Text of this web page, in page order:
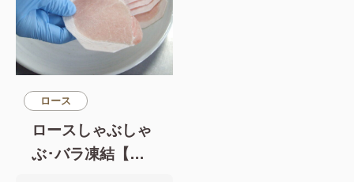
ロース
ロースしゃぶしゃ
ぶ･バラ凍結【冷